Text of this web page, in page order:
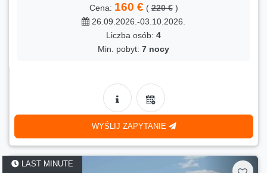
Cena: 160 € (220 €)
26.09.2026.-03.10.2026.
Liczba osób: 4
Min. pobyt: 7 nocy
WYŚLIJ ZAPYTANIE
LAST MINUTE